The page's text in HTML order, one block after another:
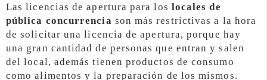
Las licencias de apertura para los locales de
pública concurrencia son más restrictivas a la hora
de solicitar una licencia de apertura, porque hay
una gran cantidad de personas que entran y salen
del local, además tienen productos de consumo
como alimentos y la preparación de los mismos.